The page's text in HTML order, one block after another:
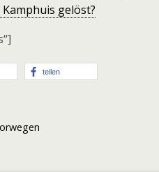
gelöst?
teilen